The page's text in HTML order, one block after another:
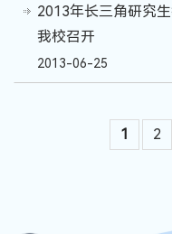
2013年长三角研究
我校召开
2013-06-25
1 2